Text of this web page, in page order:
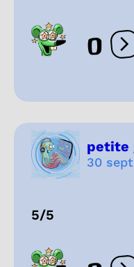
0
petite
30
5/5